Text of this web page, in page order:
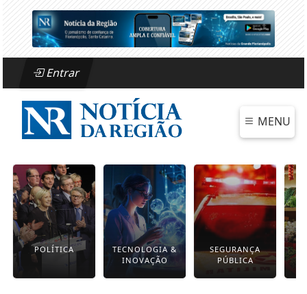
Entrar
MENU
POLÍTICA
TECNOLOGIA &
INOVAÇÃO
SEGURANÇA
PÚBLICA